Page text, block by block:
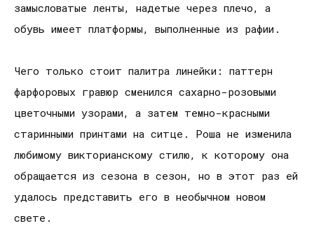
замысловатые ленты, надетые через плечо, а
обувь имеет платформы, выполненные из рафии.
Чего только стоит палитра линейки: паттерн
фарфоровых гравюр сменился сахарно-розовыми
цветочными узорами, а затем темно-красными
старинными принтами на ситце. Роша не изменила
любимому викторианскому стилю, к которому она
обращается из сезона в сезон, но в этот раз ей
удалось представить его в необычном новом
свете.